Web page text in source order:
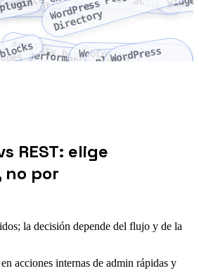
o
y
security best practices
performance optimization
WooCommerce
extensions
plugin
WordPress
REST: elige
no por
la decisión depende del flujo y de la
acciones internas de admin rápidas y